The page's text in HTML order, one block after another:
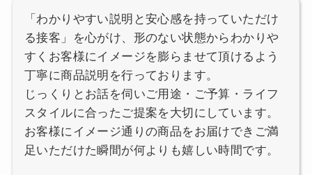
「わかりやすい説明と安心感を持っていただけ
る接客」を心がけ、形のない状態からわかりや
すくお客様にイメージを膨らませて頂けるよう
丁寧に商品説明を行っております。
じっくりとお話を伺いご用途・ご予算・ライフ
スタイルに合ったご提案を大切にしています。
お客様にイメージ通りの商品をお届けできご満
足いただけた瞬間が何よりも嬉しい時間です。